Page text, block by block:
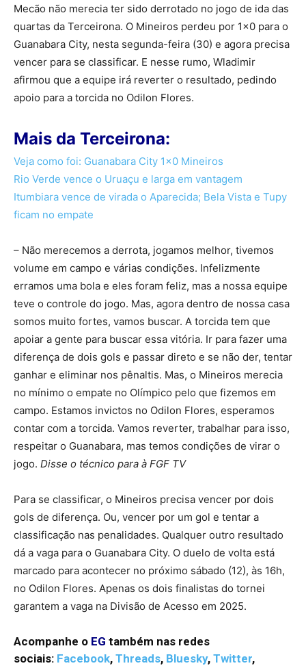
Mecão não merecia ter sido derrotado no jogo de ida das
quartas da Terceirona. O Mineiros perdeu por 1×0 para o
Guanabara City, nesta segunda-feira (30) e agora precisa
vencer para se classificar. E nesse rumo, Wladimir
afirmou que a equipe irá reverter o resultado, pedindo
apoio para a torcida no Odilon Flores.
Mais da Terceirona:
Veja como foi: Guanabara City 1×0 Mineiros
Rio Verde vence o Uruaçu e larga em vantagem
Itumbiara vence de virada o Aparecida; Bela Vista e Tupy
ficam no empate
– Não merecemos a derrota, jogamos melhor, tivemos
volume em campo e várias condições. Infelizmente
erramos uma bola e eles foram feliz, mas a nossa equipe
teve o controle do jogo. Mas, agora dentro de nossa casa
somos muito fortes, vamos buscar. A torcida tem que
apoiar a gente para buscar essa vitória. Ir para fazer uma
diferença de dois gols e passar direto e se não der, tentar
ganhar e eliminar nos pênaltis. Mas, o Mineiros merecia
no mínimo o empate no Olímpico pelo que fizemos em
campo. Estamos invictos no Odilon Flores, esperamos
contar com a torcida. Vamos reverter, trabalhar para isso,
respeitar o Guanabara, mas temos condições de virar o
jogo. Disse o técnico para à FGF TV
Para se classificar, o Mineiros precisa vencer por dois
gols de diferença. Ou, vencer por um gol e tentar a
classificação nas penalidades. Qualquer outro resultado
dá a vaga para o Guanabara City. O duelo de volta está
marcado para acontecer no próximo sábado (12), às 16h,
no Odilon Flores. Apenas os dois finalistas do tornei
garantem a vaga na Divisão de Acesso em 2025.
Acompanhe o EG também nas redes
sociais: Facebook, Threads, Bluesky, Twitter,